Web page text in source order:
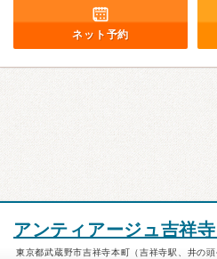
ネット予約
アンティアージュ吉祥
東京都武蔵野市吉祥寺本町（吉祥寺駅、井の頭